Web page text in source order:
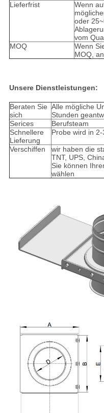
Lieferfrist
Wenn
oder
vom
MOQ
Wenn
MOQ,
Unsere Dienstleistungen:
Beraten Sie
sich
Alle mögliche
Stunden
Serices
Berufsteam
Schnellere
Lieferung
Probe wird in
Verschiffen
wir haben die
TNT, UPS,
Sie können
wählen